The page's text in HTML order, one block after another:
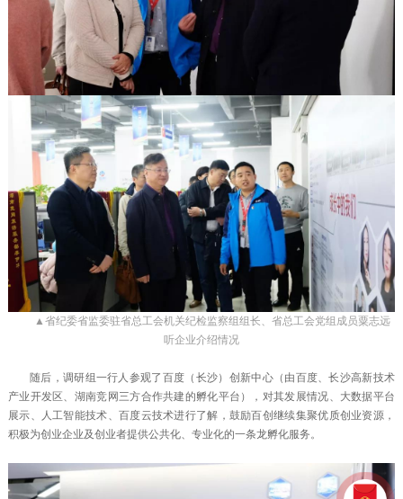
▲省纪委省监委驻省总工会机关纪检监察组组长、省总工会党组成员粟志远
听企业介绍情况
随后，调研组一行人参观了百度（长沙）创新中心（由百度、长沙高新技术
产业开发区、湖南竞网三方合作共建的孵化平台），对其发展情况、大数据平台
展示、人工智能技术、百度云技术进行了解，鼓励百创继续集聚优质创业资源，
积极为创业企业及创业者提供公共化、专业化的一条龙孵化服务。